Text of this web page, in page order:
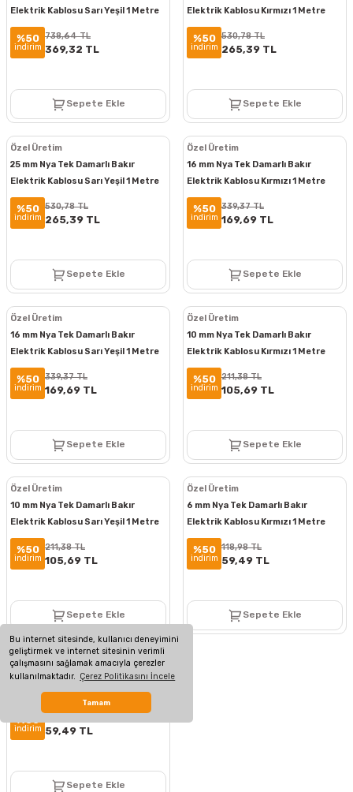
Bu internet sitesinde, kullanıcı deneyimini
geliştirmek ve internet sitesinin verimli
çalışmasını sağlamak amacıyla çerezler
kullanılmaktadır. Çerez Politikasını İncele
Tamam
Elektrik Kablosu Sarı Yeşil 1 Metre
%50
indirim
738,64 TL
369,32 TL
Sepete Ekle
Elektrik Kablosu Kırmızı 1 Metre
%50
indirim
530,78 TL
265,39 TL
Sepete Ekle
Özel Üretim
25 mm Nya Tek Damarlı Bakır
Elektrik Kablosu Sarı Yeşil 1 Metre
%50
indirim
530,78 TL
265,39 TL
Sepete Ekle
Özel Üretim
16 mm Nya Tek Damarlı Bakır
Elektrik Kablosu Kırmızı 1 Metre
%50
indirim
339,37 TL
169,69 TL
Sepete Ekle
Özel Üretim
16 mm Nya Tek Damarlı Bakır
Elektrik Kablosu Sarı Yeşil 1 Metre
%50
indirim
339,37 TL
169,69 TL
Sepete Ekle
Özel Üretim
10 mm Nya Tek Damarlı Bakır
Elektrik Kablosu Kırmızı 1 Metre
%50
indirim
211,38 TL
105,69 TL
Sepete Ekle
Özel Üretim
10 mm Nya Tek Damarlı Bakır
Elektrik Kablosu Sarı Yeşil 1 Metre
%50
indirim
211,38 TL
105,69 TL
Sepete Ekle
Özel Üretim
6 mm Nya Tek Damarlı Bakır
Elektrik Kablosu Kırmızı 1 Metre
%50
indirim
118,98 TL
59,49 TL
Sepete Ekle
Özel Üretim
6 mm Nya Tek Damarlı Bakır
Elektrik Kablosu Sarı Yeşil 1 Metre
%50
indirim 59,49 TL
Sepete Ekle